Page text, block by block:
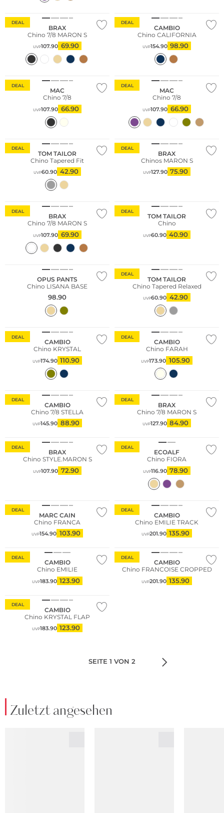
DEAL
Große Größen
BRAX
Chino 7/8 MARON S
UVP107.90 69.90
DEAL
CAMBIO
Chino CALIFORNIA
UVP154.90 98.90
DEAL
Große Größen
MAC
Chino 7/8
UVP107.90 66.90
DEAL
MAC
Chino 7/8
UVP107.90 66.90
DEAL
TOM TAILOR
Chino Tapered Fit
UVP60.90 42.90
DEAL
BRAX
Chinos MARON S
UVP127.90 75.90
DEAL
BRAX
Chino 7/8 MARON S
UVP107.90 69.90
DEAL
TOM TAILOR
Chino
UVP60.90 40.90
OPUS PANTS
Chino LISANA BASE
98.90
DEAL
TOM TAILOR
Chino Tapered Relaxed
UVP60.90 42.90
DEAL
CAMBIO
Chino KRYSTAL
UVP174.90 110.90
DEAL
CAMBIO
Chino FARAH
UVP173.90 105.90
DEAL
CAMBIO
Chino 7/8 STELLA
UVP145.90 88.90
DEAL
BRAX
Chino 7/8 MARON S
UVP127.90 84.90
DEAL
BRAX
Chino STYLE.MARON S
UVP107.90 72.90
DEAL
ECOALF
Chino FIORA
UVP116.90 78.90
DEAL
MARC CAIN
Chino FRANCA
UVP154.90 103.90
DEAL
CAMBIO
Chino EMILIE TRACK
UVP201.90 135.90
DEAL
CAMBIO
Chino EMILIE
UVP183.90 123.90
DEAL
CAMBIO
Chino FRANCOISE CROPPED
UVP201.90 135.90
DEAL
CAMBIO
Chino KRYSTAL FLAP
UVP183.90 123.90
SEITE 1 VON 2
Zuletzt angesehen